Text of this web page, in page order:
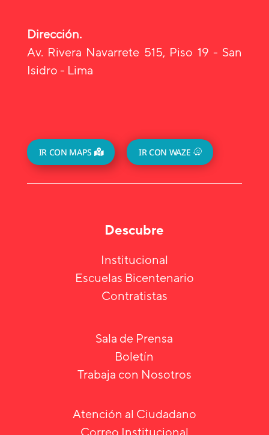
Dirección.
Av. Rivera Navarrete 515, Piso 19 - San
Isidro - Lima
IR CON MAPS IR CON WAZE
Descubre
Institucional
Escuelas Bicentenario
Contratistas
Sala de Prensa
Boletín
Trabaja con Nosotros
Atención al Ciudadano
Correo Institucional